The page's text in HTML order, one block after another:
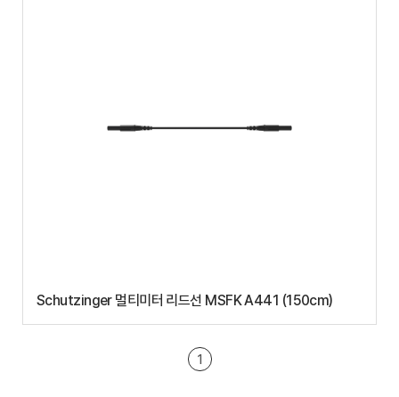
Schutzinger 멀티미터 리드선 MSFK A441 (150cm)
1